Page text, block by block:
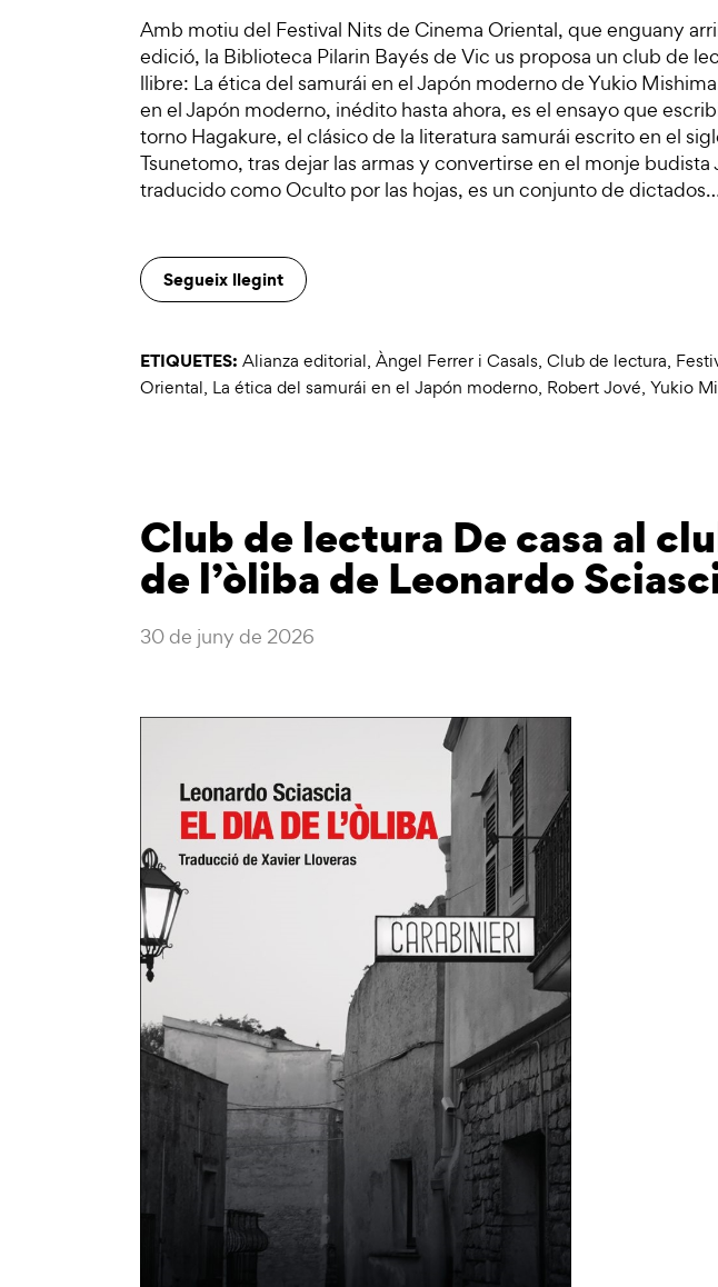
Amb motiu del Festival Nits de Cinema Oriental, que enguany
edició, la Biblioteca Pilarin Bayés de Vic us proposa un club de
llibre: La ética del samurái en el Japón moderno de Yukio
en el Japón moderno, inédito hasta ahora, es el ensayo que
torno Hagakure, el clásico de la literatura samurái escrito en el
Tsunetomo, tras dejar las armas y convertirse en el monje budista
traducido como Oculto por las hojas, es un conjunto de
Segueix llegint
ETIQUETES: Alianza editorial, Àngel Ferrer i Casals, Club de lectura,
Oriental, La ética del samurái en el Japón moderno, Robert Jové, Yukio
Club de lectura De casa al
de l’òliba de Leonardo
30 de juny de 2026